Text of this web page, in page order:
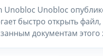
Unobloc Unobloc
быстро открыть
документам этого